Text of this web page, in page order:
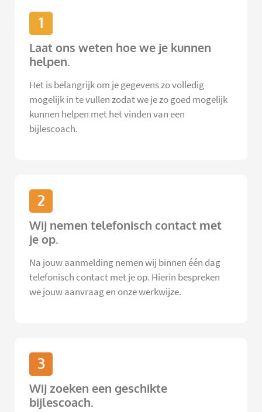
1
Laat ons weten hoe we je kunnen
helpen.
Het is belangrijk om je gegevens zo volledig
mogelijk in te vullen zodat we je zo goed mogelijk
kunnen helpen met het vinden van een
bijlescoach.
2
Wij nemen telefonisch contact met
je op.
Na jouw aanmelding nemen wij binnen één dag
telefonisch contact met je op. Hierin bespreken
we jouw aanvraag en onze werkwijze.
3
Wij zoeken een geschikte
bijlescoach.